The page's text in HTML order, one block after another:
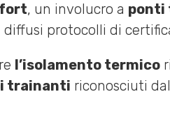
, un involucro a ponti
protocolli di
l’isolamento termico
trainanti riconosciuti